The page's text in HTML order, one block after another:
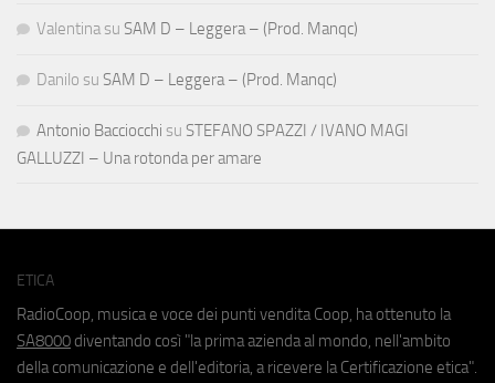
Valentina su SAM D – Leggera – (Prod. Manqc)
Danilo su SAM D – Leggera – (Prod. Manqc)
Antonio Bacciocchi su STEFANO SPAZZI / IVANO MAGI
GALLUZZI – Una rotonda per amare
ETICA
RadioCoop, musica e voce dei punti vendita Coop, ha ottenuto la
SA8000 diventando così "la prima azienda al mondo, nell'ambito
della comunicazione e dell'editoria, a ricevere la Certificazione etica".